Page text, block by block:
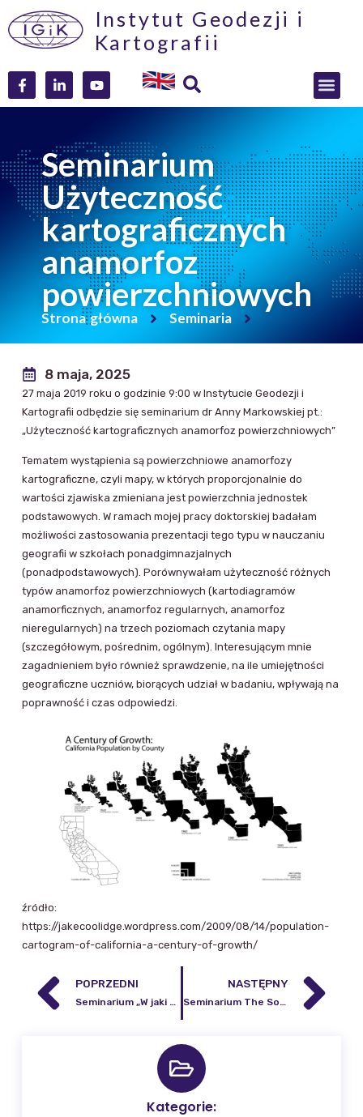
Instytut Geodezji i
Kartografii
Seminarium
Użyteczność
kartograficznych
anamorfoz
powierzchniowych
Strona główna Seminaria
8 maja, 2025
27 maja 2019 roku o godzinie 9:00 w Instytucie Geodezji i
Kartografii odbędzie się seminarium dr Anny Markowskiej pt.:
„Użyteczność kartograficznych anamorfoz powierzchniowych”
Tematem wystąpienia są powierzchniowe anamorfozy
kartograficzne, czyli mapy, w których proporcjonalnie do
wartości zjawiska zmieniana jest powierzchnia jednostek
podstawowych. W ramach mojej pracy doktorskiej badałam
możliwości zastosowania prezentacji tego typu w nauczaniu
geografii w szkołach ponadgimnazjalnych
(ponadpodstawowych). Porównywałam użyteczność różnych
typów anamorfoz powierzchniowych (kartodiagramów
anamorficznych, anamorfoz regularnych, anamorfoz
nieregularnych) na trzech poziomach czytania mapy
(szczegółowym, pośrednim, ogólnym). Interesującym mnie
zagadnieniem było również sprawdzenie, na ile umiejętności
geograficzne uczniów, biorących udział w badaniu, wpływają na
poprawność i czas odpowiedzi.
źródło:
https://jakecoolidge.wordpress.com/2009/08/14/population-
cartogram-of-california-a-century-of-growth/
POPRZEDNI
Seminarium „W jaki sposób grawimetry mogą poprawić zapisy trzęsień ziemi?”
NASTĘPNY
Seminarium The South African Crop Monitoring & Estimation System – Current Status
Kategorie: